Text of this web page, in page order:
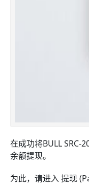
在成功将BULL SRC-
余额提现。
为此，请进入 提现